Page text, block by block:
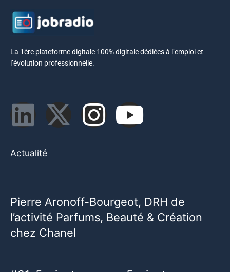
La 1ère plateforme digitale 100% digitale dédiées à l’emploi et
l’évolution professionnelle.
Actualité
Pierre Aronoff-Bourgeot, DRH de
l’activité Parfums, Beauté & Création
chez Chanel